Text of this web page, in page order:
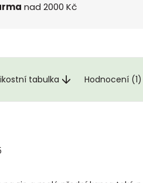
nad 2000 Kč
tabulka Hodnocení (1)